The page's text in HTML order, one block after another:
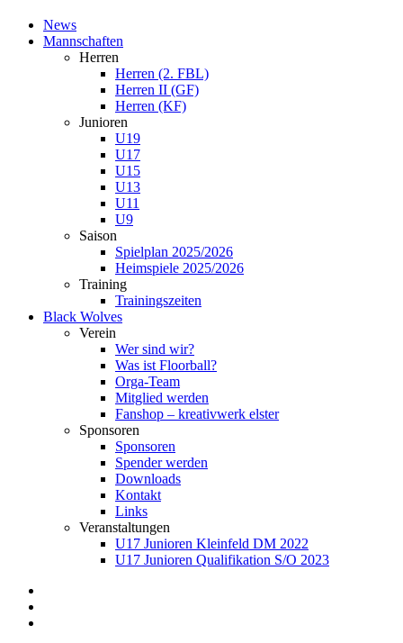
News
Mannschaften
Herren
Herren (2. FBL)
Herren II (GF)
Herren (KF)
Junioren
U19
U17
U15
U13
U11
U9
Saison
Spielplan 2025/2026
Heimspiele 2025/2026
Training
Trainingszeiten
Black Wolves
Verein
Wer sind wir?
Was ist Floorball?
Orga-Team
Mitglied werden
Fanshop – kreativwerk elster
Sponsoren
Sponsoren
Spender werden
Downloads
Kontakt
Links
Veranstaltungen
U17 Junioren Kleinfeld DM 2022
U17 Junioren Qualifikation S/O 2023